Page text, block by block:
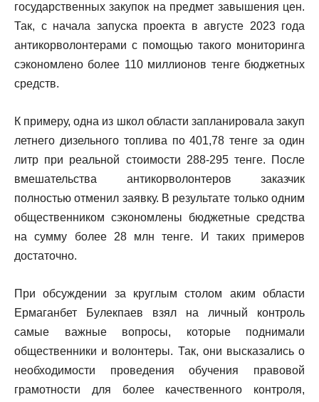
государственных закупок на предмет завышения цен.
Так, с начала запуска проекта в августе 2023 года
антикорволонтерами с помощью такого мониторинга
сэкономлено более 110 миллионов тенге бюджетных
средств.
К примеру, одна из школ области запланировала закуп
летнего дизельного топлива по 401,78 тенге за один
литр при реальной стоимости 288-295 тенге. После
вмешательства антикорволонтеров заказчик
полностью отменил заявку. В результате только одним
общественником сэкономлены бюджетные средства
на сумму более 28 млн тенге. И таких примеров
достаточно.
При обсуждении за круглым столом аким области
Ермаганбет Булекпаев взял на личный контроль
самые важные вопросы, которые поднимали
общественники и волонтеры. Так, они высказались о
необходимости проведения обучения правовой
грамотности для более качественного контроля,